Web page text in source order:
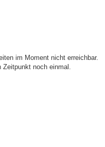
im Moment nicht erreichbar.
Zeitpunkt noch einmal.